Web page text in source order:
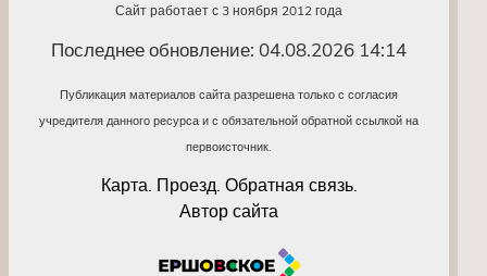
Сайт работает с 3 ноября 2012 года
Последнее обновление: 04.08.2026 14:14
Публикация материалов сайта разрешена только с согласия
учредителя данного ресурса и с обязательной обратной ссылкой на
первоисточник.
Карта. Проезд. Обратная связь.
Автор сайта